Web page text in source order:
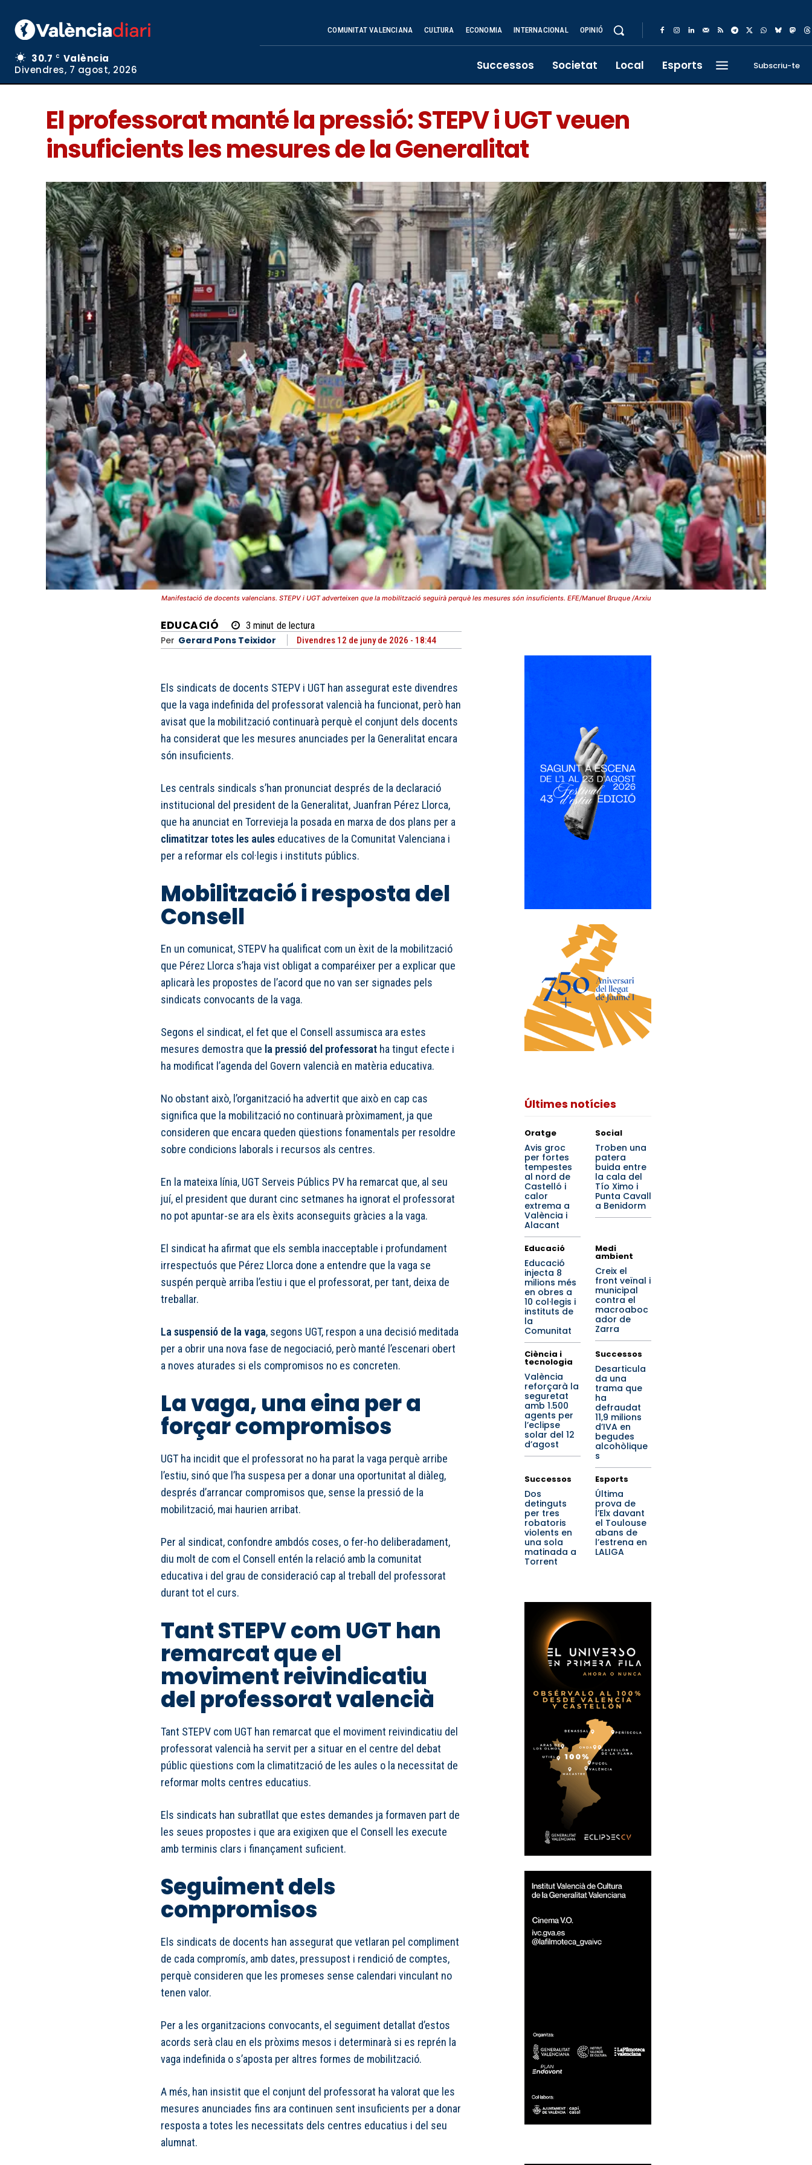
30.7 C
València
Divendres, 7 agost, 2026
COMUNITAT VALENCIANA CULTURA ECONOMIA INTERNACIONAL OPINIÓ
Successos Societat Local Esports Subscriu-te
El professorat manté la pressió: STEPV i UGT veuen
insuficients les mesures de la Generalitat
Manifestació de docents valencians. STEPV i UGT adverteixen que la mobilització seguirà perquè les mesures són insuficients. EFE/Manuel Bruque /Arxiu
EDUCACIÓ 3 minut de lectura
Per Gerard Pons Teixidor Divendres 12 de juny de 2026 - 18:44
Els sindicats de docents STEPV i UGT han assegurat este divendres
que la vaga indefinida del professorat valencià ha funcionat, però han
avisat que la mobilització continuarà perquè el conjunt dels docents
ha considerat que les mesures anunciades per la Generalitat encara
són insuficients.
Les centrals sindicals s’han pronunciat després de la declaració
institucional del president de la Generalitat, Juanfran Pérez Llorca,
que ha anunciat en Torrevieja la posada en marxa de dos plans per a
climatitzar totes les aules educatives de la Comunitat Valenciana i
per a reformar els col·legis i instituts públics.
Mobilització i resposta del
Consell
En un comunicat, STEPV ha qualificat com un èxit de la mobilització
que Pérez Llorca s’haja vist obligat a comparéixer per a explicar que
aplicarà les propostes de l’acord que no van ser signades pels
sindicats convocants de la vaga.
Segons el sindicat, el fet que el Consell assumisca ara estes
mesures demostra que la pressió del professorat ha tingut efecte i
ha modificat l’agenda del Govern valencià en matèria educativa.
No obstant això, l’organització ha advertit que això en cap cas
significa que la mobilització no continuarà pròximament, ja que
consideren que encara queden qüestions fonamentals per resoldre
sobre condicions laborals i recursos als centres.
En la mateixa línia, UGT Serveis Públics PV ha remarcat que, al seu
juí, el president que durant cinc setmanes ha ignorat el professorat
no pot apuntar-se ara els èxits aconseguits gràcies a la vaga.
El sindicat ha afirmat que els sembla inacceptable i profundament
irrespectuós que Pérez Llorca done a entendre que la vaga se
suspén perquè arriba l’estiu i que el professorat, per tant, deixa de
treballar.
La suspensió de la vaga, segons UGT, respon a una decisió meditada
per a obrir una nova fase de negociació, però manté l’escenari obert
a noves aturades si els compromisos no es concreten.
La vaga, una eina per a
forçar compromisos
UGT ha incidit que el professorat no ha parat la vaga perquè arribe
l’estiu, sinó que l’ha suspesa per a donar una oportunitat al diàleg,
després d’arrancar compromisos que, sense la pressió de la
mobilització, mai haurien arribat.
Per al sindicat, confondre ambdós coses, o fer-ho deliberadament,
diu molt de com el Consell entén la relació amb la comunitat
educativa i del grau de consideració cap al treball del professorat
durant tot el curs.
Tant STEPV com UGT han
remarcat que el
moviment reivindicatiu
del professorat valencià
Tant STEPV com UGT han remarcat que el moviment reivindicatiu del
professorat valencià ha servit per a situar en el centre del debat
públic qüestions com la climatització de les aules o la necessitat de
reformar molts centres educatius.
Els sindicats han subratllat que estes demandes ja formaven part de
les seues propostes i que ara exigixen que el Consell les execute
amb terminis clars i finançament suficient.
Seguiment dels
compromisos
Els sindicats de docents han assegurat que vetlaran pel compliment
de cada compromís, amb dates, pressupost i rendició de comptes,
perquè consideren que les promeses sense calendari vinculant no
tenen valor.
Per a les organitzacions convocants, el seguiment detallat d’estos
acords serà clau en els pròxims mesos i determinarà si es reprén la
vaga indefinida o s’aposta per altres formes de mobilització.
A més, han insistit que el conjunt del professorat ha valorat que les
mesures anunciades fins ara continuen sent insuficients per a donar
resposta a totes les necessitats dels centres educatius i del seu
alumnat.
Últimes notícies
Oratge
Avis groc
per fortes
tempestes
al nord de
Castelló i
calor
extrema a
València i
Alacant
Social
Troben una
patera
buida entre
la cala del
Tío Ximo i
Punta Cavall
a Benidorm
Educació
Educació
injecta 8
milions més
en obres a
10 col·legis i
instituts de
la
Comunitat
Medi
ambient
Creix el
front veïnal i
municipal
contra el
macroaboc
ador de
Zarra
Ciència i
tecnologia
València
reforçarà la
seguretat
amb 1.500
agents per
l’eclipse
solar del 12
d’agost
Successos
Desarticula
da una
trama que
ha
defraudat
11,9 milions
d’IVA en
begudes
alcohòlique
s
Successos
Dos
detinguts
per tres
robatoris
violents en
una sola
matinada a
Torrent
Esports
Última
prova de
l’Elx davant
el Toulouse
abans de
l’estrena en
LALIGA